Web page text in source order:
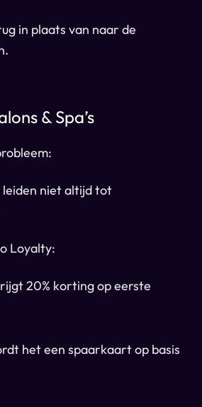
in plaats van naar de
& Spa’s
niet altijd tot
Loyalty:
20% korting op eerste
het een spaarkaart op basis